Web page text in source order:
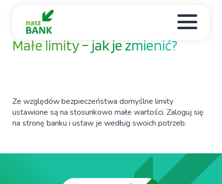
10 / 03 / 2025
Małe limity – jak je zmienić?
Ze względów bezpieczeństwa domyślne limity
ustawione są na stosunkowo małe wartości. Zaloguj się
na stronę banku i ustaw je według swoich potrzeb.